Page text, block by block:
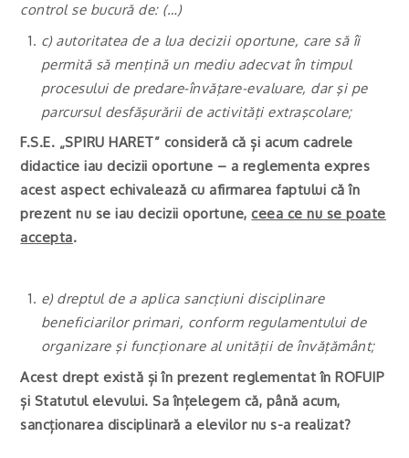
control se bucură de: (…)
c) autoritatea de a lua decizii oportune, care să îi
permită să menţină un mediu adecvat în timpul
procesului de predare-învăţare-evaluare, dar şi pe
parcursul desfăşurării de activităţi extraşcolare;
F.S.E. „SPIRU HARET” consideră că și acum cadrele
didactice iau decizii oportune – a reglementa expres
acest aspect echivalează cu afirmarea faptului că în
prezent nu se iau decizii oportune,ceea ce nu se poate
accepta.
e) dreptul de a aplica sancţiuni disciplinare
beneficiarilor primari, conform regulamentului de
organizare şi funcţionare al unităţii de învăţământ;
Acest drept există și în prezent reglementat în ROFUIP
și Statutul elevului. Sa înțelegem că, până acum,
sancționarea disciplinară a elevilor nu s-a realizat?